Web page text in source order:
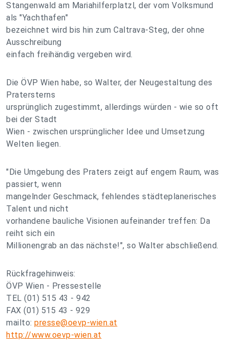
Stangenwald am Mariahilferplatzl, der vom Volksmund
als "Yachthafen"
bezeichnet wird bis hin zum Caltrava-Steg, der ohne
Ausschreibung
einfach freihändig vergeben wird.
Die ÖVP Wien habe, so Walter, der Neugestaltung des
Pratersterns
ursprünglich zugestimmt, allerdings würden - wie so oft
bei der Stadt
Wien - zwischen ursprünglicher Idee und Umsetzung
Welten liegen.
"Die Umgebung des Praters zeigt auf engem Raum, was
passiert, wenn
mangelnder Geschmack, fehlendes städteplanerisches
Talent und nicht
vorhandene bauliche Visionen aufeinander treffen: Da
reiht sich ein
Millionengrab an das nächste!", so Walter abschließend.
Rückfragehinweis:
ÖVP Wien - Pressestelle
TEL (01) 515 43 - 942
FAX (01) 515 43 - 929
mailto: presse@oevp-wien.at
http://www.oevp-wien.at